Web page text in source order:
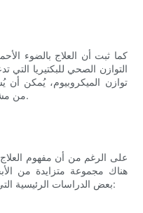
كما ثبت أن العلاج بالضوء
التوازن الصحي للبكتيريا
توازن الميكروبيوم، يُمكن أن
من مشاكل الجلد مثل الالتهابات وحب الشباب.
على الرغم من أن مفهوم العلاج
هناك مجموعة متزايدة من
بعض الدراسات الرئيسية التي تُبرز فوائد العلاج بالضوء الأحمر للوجه: